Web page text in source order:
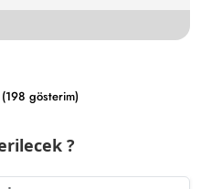
gösterim)
?